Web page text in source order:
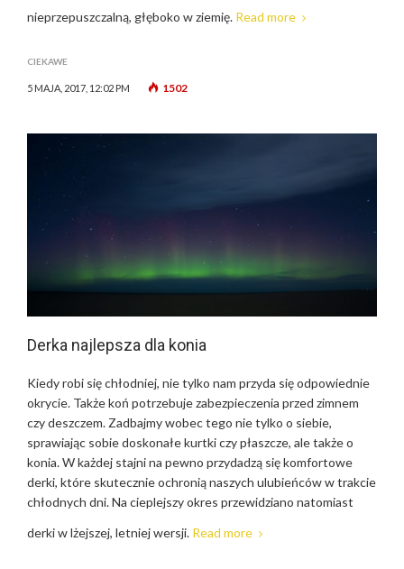
nieprzepuszczalną, głęboko w ziemię. Read more
CIEKAWE
5 MAJA, 2017, 12:02 PM 1502
Derka najlepsza dla konia
Kiedy robi się chłodniej, nie tylko nam przyda się odpowiednie
okrycie. Także koń potrzebuje zabezpieczenia przed zimnem
czy deszczem. Zadbajmy wobec tego nie tylko o siebie,
sprawiając sobie doskonałe kurtki czy płaszcze, ale także o
konia. W każdej stajni na pewno przydadzą się komfortowe
derki, które skutecznie ochronią naszych ulubieńców w trakcie
chłodnych dni. Na cieplejszy okres przewidziano natomiast
derki w lżejszej, letniej wersji. Read more